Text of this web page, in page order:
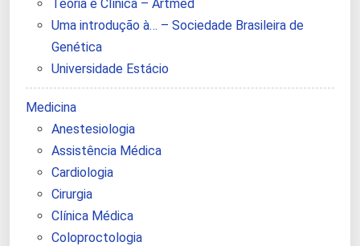
Teoria e Clínica – Artmed
Uma introdução à… – Sociedade Brasileira de
Genética
Universidade Estácio
Medicina
Anestesiologia
Assistência Médica
Cardiologia
Cirurgia
Clínica Médica
Coloproctologia